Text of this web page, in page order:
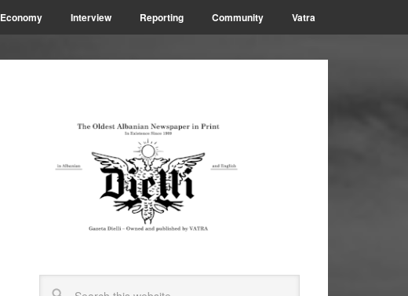
Economy Interview Reporting Community Vatra